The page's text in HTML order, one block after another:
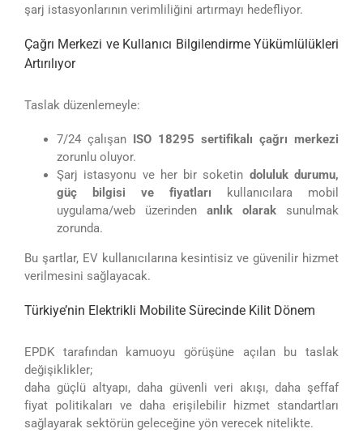
şarj istasyonlarının verimliliğini artırmayı hedefliyor.
Çağrı Merkezi ve Kullanıcı Bilgilendirme Yükümlülükleri
Artırılıyor
Taslak düzenlemeyle:
7/24 çalışan ISO 18295 sertifikalı çağrı merkezi
zorunlu oluyor.
Şarj istasyonu ve her bir soketin doluluk durumu,
güç bilgisi ve fiyatları kullanıcılara mobil
uygulama/web üzerinden anlık olarak sunulmak
zorunda.
Bu şartlar, EV kullanıcılarına kesintisiz ve güvenilir hizmet
verilmesini sağlayacak.
Türkiye’nin Elektrikli Mobilite Sürecinde Kilit Dönem
EPDK tarafından kamuoyu görüşüne açılan bu taslak
değişiklikler;
daha güçlü altyapı, daha güvenli veri akışı, daha şeffaf
fiyat politikaları ve daha erişilebilir hizmet standartları
sağlayarak sektörün geleceğine yön verecek nitelikte.